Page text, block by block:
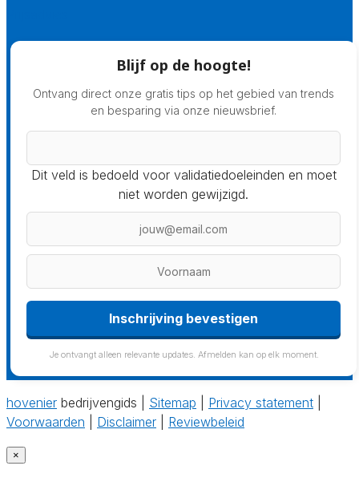
Blijf op de hoogte!
Ontvang direct onze gratis tips op het gebied van trends
en besparing via onze nieuwsbrief.
Dit veld is bedoeld voor validatiedoeleinden en moet
niet worden gewijzigd.
Je ontvangt alleen relevante updates. Afmelden kan op elk moment.
hovenier bedrijvengids | Sitemap Privacy statement
Voorwaarden
Disclaimer Reviewbeleid
×